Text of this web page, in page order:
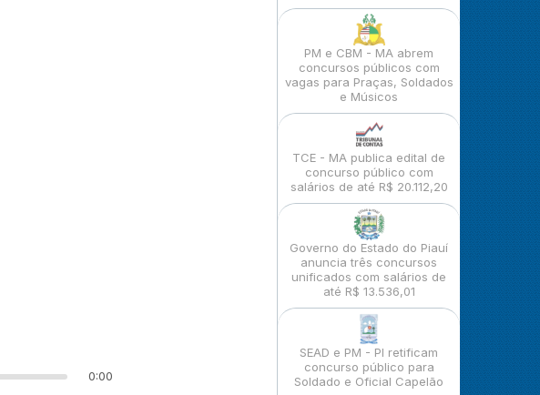
0:00
PM e CBM - MA abrem
concursos públicos com
vagas para Praças, Soldados
e Músicos
TCE - MA publica edital de
concurso público com
salários de até R$ 20.112,20
Governo do Estado do Piauí
anuncia três concursos
unificados com salários de
até R$ 13.536,01
SEAD e PM - PI retificam
concurso público para
Soldado e Oficial Capelão